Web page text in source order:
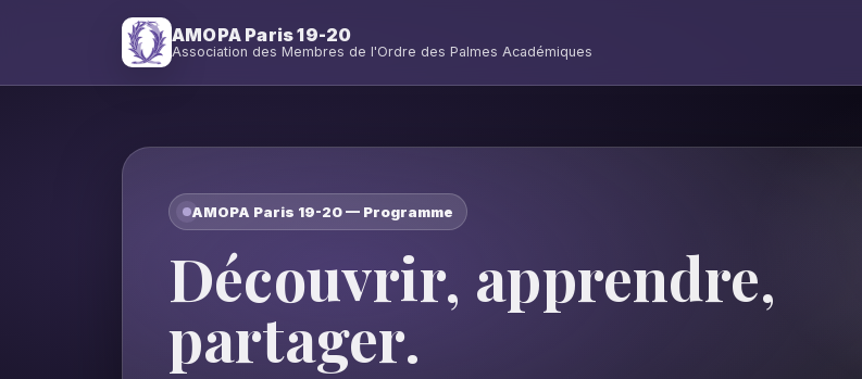
AMOPA Paris 19-20
Association des Membres de l'Ordre des Palmes Académiques
AMOPA Paris 19-20 — Programme
Découvrir, apprendre,
partager.